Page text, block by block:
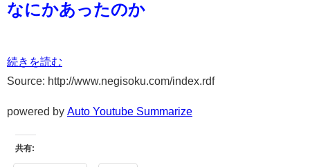
なにかあったのか
続きを読む
Source: http://www.negisoku.com/index.rdf
powered by Auto Youtube Summarize
共有: